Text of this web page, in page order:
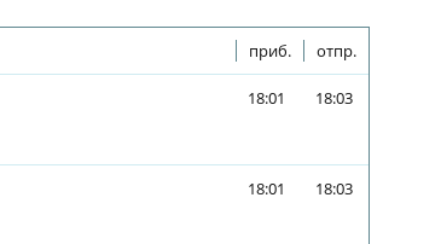
приб. отпр.
18:01 18:03
18:01 18:03